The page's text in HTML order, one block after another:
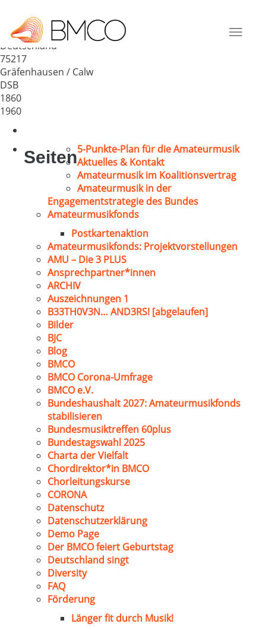
Toggle
Gräfenhausen
Deutschland
75217
Gräfenhausen / Calw
DSB
1860
1960
Seiten5-Punkte-Plan für die Amateurmusik
Aktuelles & Kontakt
Amateurmusik im Koalitionsvertrag
Amateurmusik in der
Engagementstrategie des Bundes
Amateurmusikfonds
Postkartenaktion
Amateurmusikfonds: Projektvorstellungen
AMU – Die 3 PLUS
Ansprechpartner*innen
ARCHIV
Auszeichnungen 1
B33TH0V3N… AND3RS! [abgelaufen]
Bilder
BJC
Blog
BMCO
BMCO Corona-Umfrage
BMCO e.V.
Bundeshaushalt 2027: Amateurmusikfonds
stabilisieren
Bundesmusiktreffen 60plus
Bundestagswahl 2025
Charta der Vielfalt
Chordirektor*in BMCO
Chorleitungskurse
CORONA
Datenschutz
Datenschutzerklärung
Demo Page
Der BMCO feiert Geburtstag
Deutschland singt
Diversity
FAQ
Förderung
Länger fit durch Musik!